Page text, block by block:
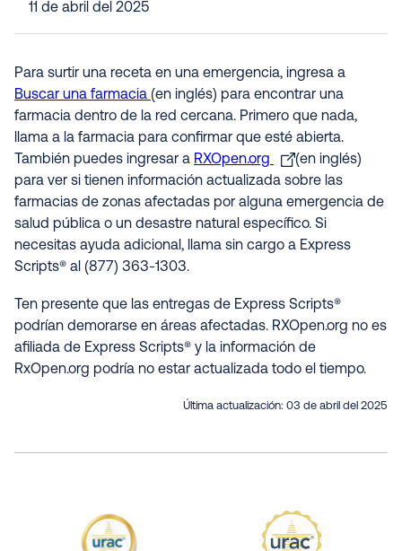
11 de abril del 2025
Para surtir una receta en una emergencia, ingresa a
Buscar una farmacia (en inglés) para encontrar una
farmacia dentro de la red cercana. Primero que nada,
llama a la farmacia para confirmar que esté abierta.
También puedes ingresar a RXOpen.org
(en inglés)
para ver si tienen información actualizada sobre las
farmacias de zonas afectadas por alguna emergencia de
salud pública o un desastre natural específico. Si
necesitas ayuda adicional, llama sin cargo a Express
Scripts® al (877) 363-1303.
Ten presente que las entregas de Express Scripts®
podrían demorarse en áreas afectadas. RXOpen.org no es
afiliada de Express Scripts® y la información de
RxOpen.org podría no estar actualizada todo el tiempo.
Última actualización: 03 de abril del 2025